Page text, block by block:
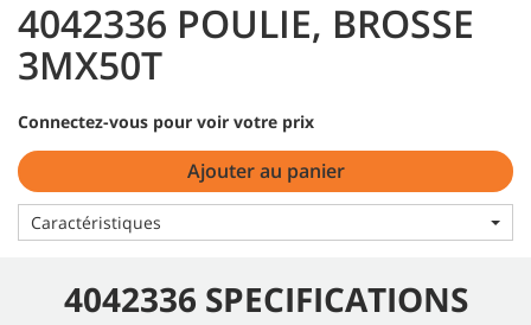
4042336 POULIE, BROSSE
3MX50T
Connectez-vous pour voir votre prix
Ajouter au panier
Caractéristiques
4042336 SPECIFICATIONS